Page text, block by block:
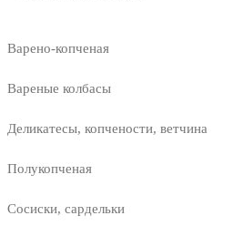
Варено-копченая
Вареные колбасы
Деликатесы, копчености, ветчина
Полукопченая
Сосиски, сардельки